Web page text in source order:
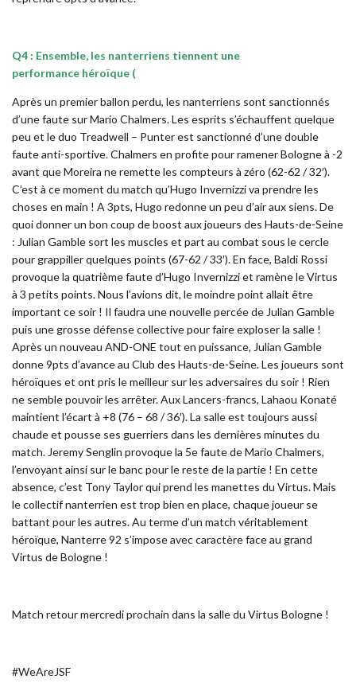
Q4 : Ensemble, les nanterriens tiennent une
performance héroïque (
Après un premier ballon perdu, les nanterriens sont sanctionnés
d’une faute sur Mario Chalmers. Les esprits s’échauffent quelque
peu et le duo Treadwell – Punter est sanctionné d’une double
faute anti-sportive. Chalmers en profite pour ramener Bologne à -2
avant que Moreira ne remette les compteurs à zéro (62-62 / 32′).
C’est à ce moment du match qu’Hugo Invernizzi va prendre les
choses en main ! A 3pts, Hugo redonne un peu d’air aux siens. De
quoi donner un bon coup de boost aux joueurs des Hauts-de-Seine
: Julian Gamble sort les muscles et part au combat sous le cercle
pour grappiller quelques points (67-62 / 33′). En face, Baldi Rossi
provoque la quatrième faute d’Hugo Invernizzi et ramène le Virtus
à 3 petits points. Nous l’avions dit, le moindre point allait être
important ce soir ! Il faudra une nouvelle percée de Julian Gamble
puis une grosse défense collective pour faire exploser la salle !
Après un nouveau AND-ONE tout en puissance, Julian Gamble
donne 9pts d’avance au Club des Hauts-de-Seine. Les joueurs sont
héroïques et ont pris le meilleur sur les adversaires du soir ! Rien
ne semble pouvoir les arrêter. Aux Lancers-francs, Lahaou Konaté
maintient l’écart à +8 (76 – 68 / 36′). La salle est toujours aussi
chaude et pousse ses guerriers dans les dernières minutes du
match. Jeremy Senglin provoque la 5e faute de Mario Chalmers,
l’envoyant ainsi sur le banc pour le reste de la partie ! En cette
absence, c’est Tony Taylor qui prend les manettes du Virtus. Mais
le collectif nanterrien est trop bien en place, chaque joueur se
battant pour les autres. Au terme d’un match véritablement
héroïque, Nanterre 92 s’impose avec caractère face au grand
Virtus de Bologne !
Match retour mercredi prochain dans la salle du Virtus Bologne !
#WeAreJSF